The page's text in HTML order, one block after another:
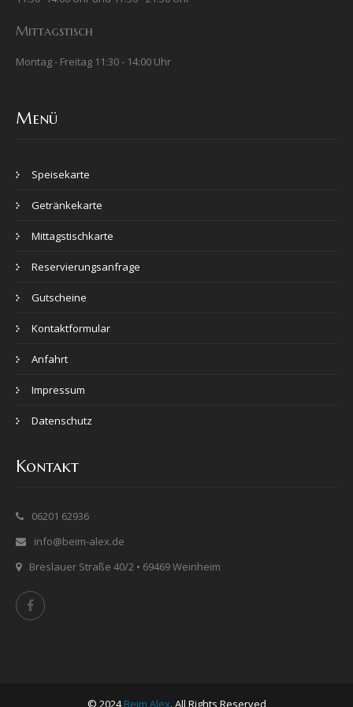
Mittagstisch
Montag - Freitag 11:30 - 14:00 Uhr
Menü
Speisekarte
Getränkekarte
Mittagstischkarte
Reservierungsanfrage
Gutscheine
Kontaktformular
Anfahrt
Impressum
Datenschutz
Kontakt
06201 62936
info@beim-alex.de
Breslauer Straße 40/2 • 69469 Weinheim
© 2024Beim Alex. All Rights Reserved